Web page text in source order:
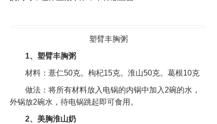
塑臂丰胸粥
1、塑臂丰胸粥
材料：薏仁50克。枸杞15克。淮山50克。葛根10克
做法：将所有材料放入电锅的内锅中加入2碗的水，
外锅放2碗水，待电锅跳起即可食用。
2、美胸淮山奶